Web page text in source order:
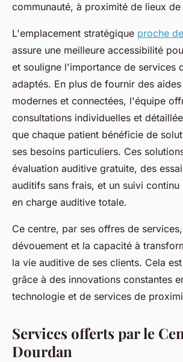
communauté, à proximité de lieux de
L'emplacement stratégique proche
assure une meilleure accessibilité
et souligne l'importance de services
adaptés. En plus de fournir des
modernes et connectées, l'équipe
consultations individuelles et
que chaque patient bénéficie de
ses besoins particuliers. Ces
évaluation auditive gratuite, des
auditifs sans frais, et un suivi continu
en charge auditive totale.
Ce centre, par ses offres de
dévouement et la capacité à
la vie auditive de ses clients. Cela
grâce à des innovations constantes
technologie et de services de
Services offerts par le
Dourdan